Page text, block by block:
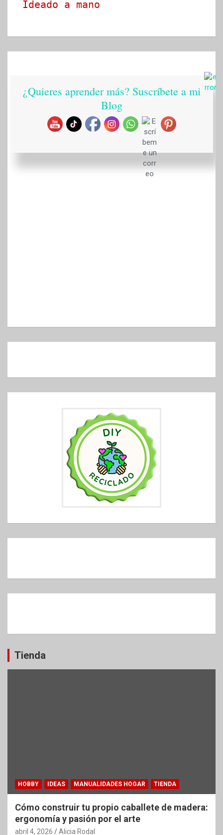
Ideado a mano
Tienda
HOBBY IDEAS MANUALIDADES HOGAR TIENDA
Cómo construir tu propio caballete de madera:
ergonomía y pasión por el arte
abril 4, 2026 Alicia Rodal
¿Quieres aprender más? Suscríbete a mi
Blog